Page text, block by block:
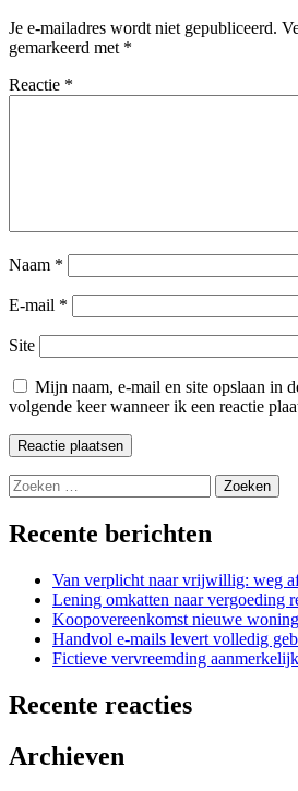
Je e-mailadres wordt niet gepubliceerd.
gemarkeerd met *
Reactie *
Naam *
E-mail *
Site
Mijn naam, e-mail en site opslaan in
volgende keer wanneer ik een reactie
Zoeken
naar:
Recente berichten
Van verplicht naar vrijwillig: weg
Lening omkatten naar vergoeding
Koopovereenkomst nieuwe
Handvol e-mails levert volledig
Fictieve vervreemding
Recente reacties
Archieven